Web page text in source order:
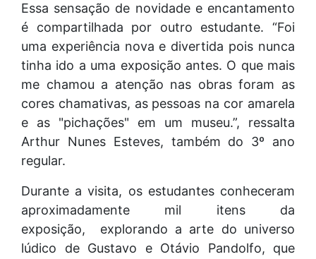
Essa sensação de novidade e encantamento
é compartilhada por outro estudante. “Foi
uma experiência nova e divertida pois nunca
tinha ido a uma exposição antes. O que mais
me chamou a atenção nas obras foram as
cores chamativas, as pessoas na cor amarela
e as "pichações" em um museu.”, ressalta
Arthur Nunes Esteves, também do 3º ano
regular.
Durante a visita, os estudantes conheceram
aproximadamente mil itens da
exposição, explorando a arte do universo
lúdico de Gustavo e Otávio Pandolfo, que